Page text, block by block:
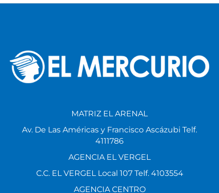
Av. De Las Américas y Francisco Ascázubi Telf.
4111786
AGENCIA EL VERGEL
C.C. EL VERGEL Local 107 Telf. 4103554
AGENCIA CENTRO